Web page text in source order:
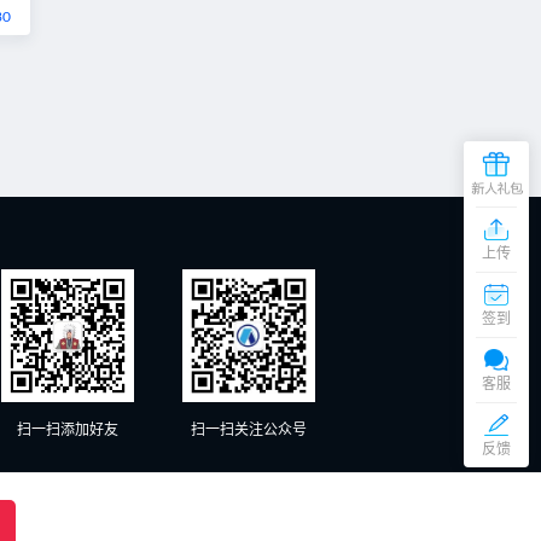
扫一扫关注公众号
扫一扫添加好友
上传
签到
客服
在
线
客
服
周
至
周
六
反馈